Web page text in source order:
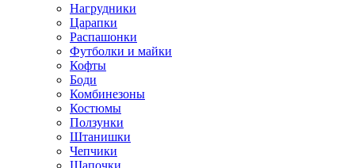
Нагрудники
Царапки
Распашонки
Футболки и майки
Кофты
Боди
Комбинезоны
Костюмы
Ползунки
Штанишки
Чепчики
Шапочки